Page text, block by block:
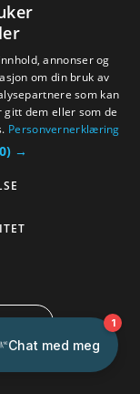
annonser og
om din bruk av
som kan
dem eller som de
Personvernerklæring
→
ALLE